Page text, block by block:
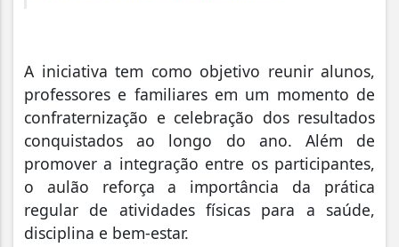
A iniciativa tem como objetivo reunir alunos,
professores e familiares em um momento de
confraternização e celebração dos resultados
conquistados ao longo do ano. Além de
promover a integração entre os participantes,
o aulão reforça a importância da prática
regular de atividades físicas para a saúde,
disciplina e bem-estar.